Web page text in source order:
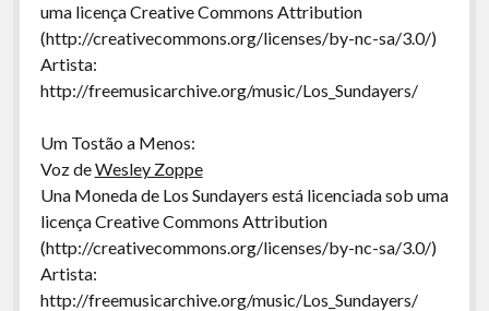
uma licença Creative Commons Attribution
(http://creativecommons.org/licenses/by-nc-sa/3.0/)
Artista:
http://freemusicarchive.org/music/Los_Sundayers/
Um Tostão a Menos:
Voz deWesley Zoppe
Una Moneda de Los Sundayers está licenciada sob uma
licença Creative Commons Attribution
(http://creativecommons.org/licenses/by-nc-sa/3.0/)
Artista:
http://freemusicarchive.org/music/Los_Sundayers/